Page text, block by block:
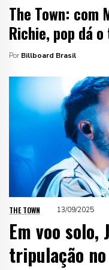
The Town: com
Richie, pop dá
Por Billboard Brasil
THE TOWN 13/09/2025
Em voo solo,
tripulação no